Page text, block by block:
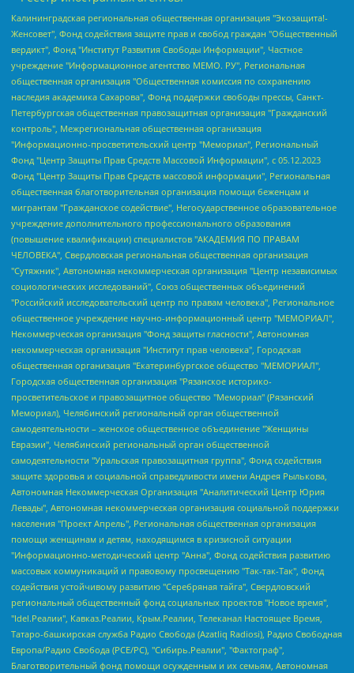
Калининградская региональная общественная организация "Экозащита!-Женсовет", Фонд содействия защите прав и свобод граждан "Общественный вердикт", Фонд "Институт Развития Свободы Информации", Частное учреждение "Информационное агентство МЕМО. РУ", Региональная общественная организация "Общественная комиссия по сохранению наследия академика Сахарова", Фонд поддержки свободы прессы, Санкт-Петербургская общественная правозащитная организация "Гражданский контроль", Межрегиональная общественная организация "Информационно-просветительский центр "Мемориал", Региональный Фонд "Центр Защиты Прав Средств Массовой Информации", с 05.12.2023 Фонд "Центр Защиты Прав Средств массовой информации", Региональная общественная благотворительная организация помощи беженцам и мигрантам "Гражданское содействие", Негосударственное образовательное учреждение дополнительного профессионального образования (повышение квалификации) специалистов "АКАДЕМИЯ ПО ПРАВАМ ЧЕЛОВЕКА", Свердловская региональная общественная организация "Сутяжник", Автономная некоммерческая организация "Центр независимых социологических исследований", Союз общественных объединений "Российский исследовательский центр по правам человека", Региональное общественное учреждение научно-информационный центр "МЕМОРИАЛ", Некоммерческая организация "Фонд защиты гласности", Автономная некоммерческая организация "Институт прав человека", Городская общественная организация "Екатеринбургское общество "МЕМОРИАЛ", Городская общественная организация "Рязанское историко-просветительское и правозащитное общество "Мемориал" (Рязанский Мемориал), Челябинский региональный орган общественной самодеятельности – женское общественное объединение "Женщины Евразии", Челябинский региональный орган общественной самодеятельности "Уральская правозащитная группа", Фонд содействия защите здоровья и социальной справедливости имени Андрея Рылькова, Автономная Некоммерческая Организация "Аналитический Центр Юрия Левады", Автономная некоммерческая организация социальной поддержки населения "Проект Апрель", Региональная общественная организация помощи женщинам и детям, находящимся в кризисной ситуации "Информационно-методический центр "Анна", Фонд содействия развитию массовых коммуникаций и правовому просвещению "Так-так-Так", Фонд содействия устойчивому развитию "Серебряная тайга", Свердловский региональный общественный фонд социальных проектов "Новое время", "Idel.Реалии", Кавказ.Реалии, Крым.Реалии, Телеканал Настоящее Время, Татаро-башкирская служба Радио Свобода (Azatliq Radiosi), Радио Свободная Европа/Радио Свобода (PCE/PC), "Сибирь.Реалии", "Фактограф", Благотворительный фонд помощи осужденным и их семьям, Автономная некоммерческая организация "Институт глобализации и социальных движений", Фонд "В защиту прав заключенных", Частное учреждение "Центр поддержки и содействия развитию средств массовой информации", Пензенский региональный общественный благотворительный фонд "Гражданский союз", "Север.Реалии", Некоммерческая организация Фонд "Правовая инициатива", Общество с ограниченной ответственностью "Радио Свободная Европа/Радио Свобода", Чешское информационное агентство "MEDIUM-ORIENT", Красноярская региональная общественная организация "Мы против СПИДа", Камалягин Денис Николаевич, Маркелов Сергей Евгеньевич, Пономарев Лев Александрович, Савицкая Людмила Алексеевна, Автономная некоммерческая организация "Центр по работе с проблемой насилия "НАСИЛИЮ.НЕТ", Межрегиональный профессиональный союз работников здравоохранения "Альянс врачей", Юридическое лицо, зарегистрированное в Латвийской Республике, SIA "Medusa Project" (регистрационный номер 40103797863, дата регистрации 10.06.2014), Некоммерческая организация "Фонд по борьбе с коррупцией", Автономная некоммерческая организация "Институт права и публичной политики", Баданин Роман Сергеевич, Гликин Максим Александрович, Железнова Мария Михайловна, Лукьянова Юлия Сергеевна, Маетная Елизавета Витальевна, Маняхин Петр Борисович, Чуракова Ольга Владимировна, Ярош Юлия Петровна, Юридическое лицо "The Insider SIA", зарегистрированное в Риге, Латвийская Республика (дата регистрации 26.06.2015), являющееся администратором доменного имени интернет-издания "The Insider SIA", https://theins.ru, Постернак Алексей Евгеньевич, Рубин Михаил Аркадьевич, Анин Роман Александрович, Юридическое лицо Istories fonds, зарегистрированное в Латвийской Республике (регистрационный номер 50008295751, дата регистрации 24.02.2020), Великовский Дмитрий Александрович, Долинина Ирина Николаевна, Мароховская Алеся Алексеевна, Шлейнов Роман Юрьевич, Шмагун Олеся Валентиновна, Общество с ограниченной ответственностью "Альтаир 2021", Общество с ограниченной ответственностью "Вега 2021", Общество с ограниченной ответственностью "Главный редактор 2021", Общество с ограниченной ответственностью "Ромашки монолит", Важенков Артем Валерьевич, Ивановская областная общественная организация "Центр гендерных исследований", Гурман Юрий Альбертович, Медиапроект "ОВД-Инфо", Егоров Владимир Владимирович, Жилинский Владимир Александрович, Общество с ограниченной ответственностью "ЗП", Иванова София Юрьевна, Карезина Инна Павловна, Кильтау Екатерина Викторовна, Петров Алексей Викторович, Пискунов Сергей Евгеньевич, Смирнов Сергей Сергеевич, Тихонов Михаил Сергеевич, Общество с ограниченной ответственностью "ЖУРНАЛИСТ-ИНОСТРАННЫЙ АГЕНТ", Арапова Галина Юрьевна, Вольтская Татьяна Анатольевна, Американская компания "Mason G.E.S. Anonymous Foundation" (США), являющаяся владельцем интернет-издания https://mnews.world/, Компания "Stichting Bellingcat", зарегистрированная в Нидерландах (дата регистрации 11.07.2018), Захаров Андрей Вячеславович, Клепиковская Екатерина Дмитриевна, Общество с ограниченной ответственностью "МЕМО", Перл Роман Александрович, Симонов Евгений Алексеевич, Соловьева Елена Анатольевна, Сотников Даниил Владимирович, Сурначева Елизавета Дмитриевна, Автономная некоммерческая организация по защите прав человека и информированию населения "Якутия – Наше Мнение", Общество с ограниченной ответственностью "Москоу диджитал медиа", с 26.01.2023 Общество с ограниченной ответственностью "Чайка Белые сады", Ветошкина Валерия Валерьевна, Заговора Максим Александрович, Межрегиональное общественное движение "Российская ЛГБТ - сеть", Оленичев Максим Владимирович, Павлов Иван Юрьевич, Скворцова Елена Сергеевна, Общество с ограниченной ответственностью "Как бы инагент", Кочетков Игорь Викторович, Общество с ограниченной ответственностью "Честные выборы", Еланчик Олег Александрович, Общество с ограниченной ответственностью "Нобелевский призыв", Гималова Регина Эмилевна, Григорьев Андрей Валерьевич, Григорьева Алина Александровна, Ассоциация по содействию защите прав призывников, альтернативнослужащих и военнослужащих "Правозащитная группа "Гражданин.Армия.Право", Хисамова Регина Фаритовна, Автономная некоммерческая организация по реализации социально-правовых программ "Лилит", Дальневосточное общественное движение "Маяк", Санкт-Петербургская ЛГБТ-инициативная группа "Выход", Инициативная группа ЛГБТ+ "Реверс", Алексеев Андрей Викторович, Бекбулатова Таисия Львовна, Беляев Иван Михайлович, Владыкина Елена Сергеевна, Гельман Марат Александрович, Никульшина Вероника Юрьевна, Толоконникова Надежда Андреевна, Шендерович Виктор Анатольевич, Общество с ограниченной ответственностью "Данное сообщение", Общество с ограниченной ответственностью Издательский дом "Новая глава", Айнбиндер Александра Александровна, Московский комьюнити-центр для ЛГБТ+инициатив, Благотворительный фонд развития филантропии, Deutsche Welle (Германия, Kurt-Schumacher-Strasse 3, 53113 Bonn), Борзунова Мария Михайловна, Воробьев Виктор Викторович, Голубева Анна Львовна, Константинова Алла Михайловна, Малкова Ирина Владимировна, Мурадов Мурад Абдулгалимович, Осетинская Елизавета Николаевна, Понасенков Евгений Николаевич, Ганапольский Матвей Юрьевич, Киселев Евгений Алексеевич, Борухович Ирина Григорьевна, Дремин Иван Тимофеевич, Дубровский Дмитрий Викторович, Красноярская региональная общественная организация поддержки и развития альтернативных образовательных технологий и межкультурных коммуникаций "ИНТЕРРА", Маяковская Екатерина Алексеевна, Фейгин Марк Захарович, Филимонов Андрей Викторович, Дзугкоева Регина Николаевна, Доброхотов Роман Александрович, Дудь Юрий Александрович, Елкин Сергей Владимирович, Кругликов Кирилл Игоревич, Сабунаева Мария Леонидовна, Семенов Алексей Владимирович, Шаинян Карен Багратович, Шульман Екатерина Михайловна, Асафьев Артур Валерьевич, Вахштайн Виктор Семенович, Венедиктов Алексей Алексеевич, Лушникова Екатерина Евгеньевна, Волков Леонид Михайлович, Невзоров Александр Глебович, Пархоменко Сергей Борисович, Сироткин Ярослав Николаевич, Кара-Мурза Владимир Владимирович, Баранова Наталья Владимировна, Гозман Леонид Яковлевич, Кагарлицкий Борис Юльевич, Климарев Михаил Валерьевич, Милов Владимир Станиславович, Автономная некоммерческая организация Краснодарский центр современного искусства "Типография", Моргенштерн Алишер Тагирович, Соболь Любовь Эдуардовна, Общество с ограниченной ответственностью "ЛИЗА НОРМ", Каспаров Гарри Кимович, Ходорковский Михаил Борисович, Общество с ограниченной ответственностью "Апрельские тезисы", Данилович Ирина Брониславовна, Кашин Олег Владимирович, Петров Николай Владимирович, Пивоваров Алексей Владимирович, Соколов Михаил Владимирович, Цветкова Юлия Владимировна, Чичваркин Евгений Александрович, Комитет против пыток/Команда против пыток, Общество с ограниченной ответственностью "Первый научный", Общество с ограниченной ответственностью "Вертолет и ко", Белоцерковская Вероника Борисовна, Кац Максим Евгеньевич, Лазарева Татьяна Юрьевна, Шаведдинов Руслан Табризович, Яшин Илья Валерьевич, Общество с ограниченной ответственностью "Иноагент ААВ", Алешковский Дмитрий Петрович, Альбац Евгения Марковна, Быков Дмитрий Львович, Галямина Юлия Евгеньевна, Лойко Сергей Леонидович, Мартынов Кирилл Константинович, Медведев Сергей Александрович, Крашенинников Федор Геннадиевич, Гордеева Катерина Вл